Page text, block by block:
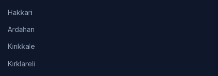
Hakkari
Ardahan
Kırıkkale
Kırklareli